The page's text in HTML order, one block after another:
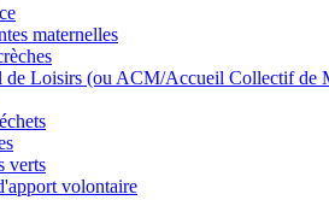
maternelles
de Loisirs (ou ACM/Accueil Collectif de
verts
volontaire